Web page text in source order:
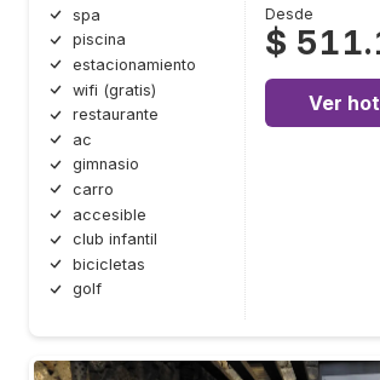
spa
piscina
estacionamiento
wifi (gratis)
restaurante
ac
gimnasio
carro
accesible
club infantil
bicicletas
golf
Desde
$
Ver